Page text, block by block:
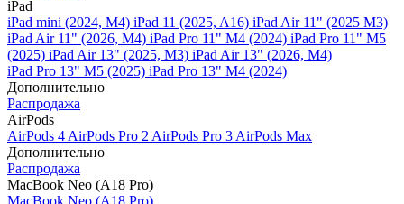
iPad
iPad mini (2024, M4) iPad 11 (2025, A16) iPad Air 11" (2025 M3)
iPad Air 11" (2026, M4) iPad Pro 11" M4 (2024) iPad Pro 11" M5
(2025) iPad Air 13" (2025, M3) iPad Air 13" (2026, M4)
iPad Pro 13" M5 (2025) iPad Pro 13" M4 (2024)
Дополнительно
Распродажа
AirPods
AirPods 4 AirPods Pro 2 AirPods Pro 3 AirPods Max
Дополнительно
Распродажа
MacBook Neo (A18 Pro)
MacBook Neo (A18 Pro)